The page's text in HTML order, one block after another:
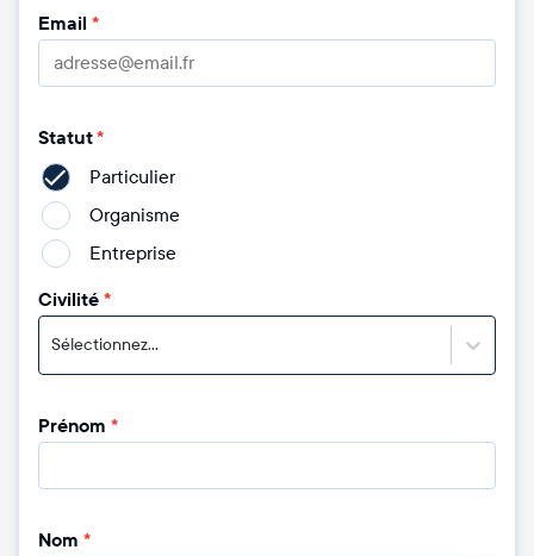
Email *
Statut*
Particulier
Organisme
Entreprise
Civilité*
Sélectionnez...
Prénom *
Nom *